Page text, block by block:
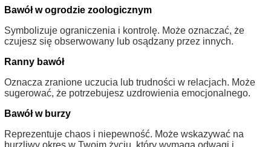
Bawół w ogrodzie zoologicznym
Symbolizuje ograniczenia i kontrolę. Może oznaczać, że
czujesz się obserwowany lub osądzany przez innych.
Ranny bawół
Oznacza zranione uczucia lub trudności w relacjach. Może
sugerować, że potrzebujesz uzdrowienia emocjonalnego.
Bawół w burzy
Reprezentuje chaos i niepewność. Może wskazywać na
burzliwy okres w Twoim życiu, który wymaga odwagi i